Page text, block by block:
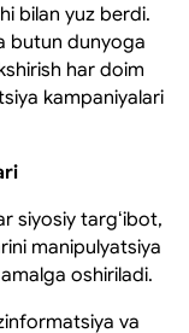
bilan yuz berdi.
butun dunyoga
har doim
kampaniyalari
siyosiy targʻibot,
manipulyatsiya
oshiriladi.
va